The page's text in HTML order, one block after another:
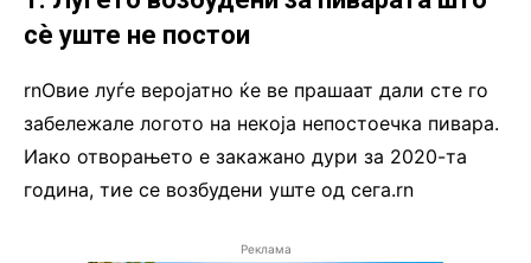
сè уште не постои
rnОвие луѓе веројатно ќе ве прашаат дали сте го
забележале логото на некоја непостоечка пивара.
Иако отворањето е закажано дури за 2020-та
година, тие се возбудени уште од сега.rn
Реклама